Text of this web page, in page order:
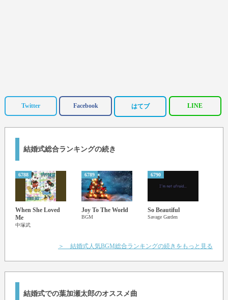
Twitter Facebook はてブ LINE
結婚式総合ランキングの続き
6788
When She Loved
Me
中塚武
6789
Joy To The World
BGM
6790
So Beautiful
Savage Garden
＞ 結婚式人気BGM総合ランキングの続きをもっと見る
結婚式での葉加瀬太郎のオススメ曲